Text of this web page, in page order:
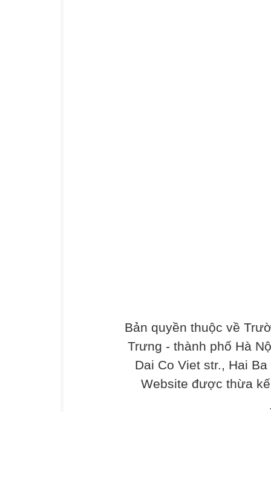
Bản quyền thuộc về
Trưng - thành phố Hà
Dai Co Viet str., Hai
Website được thừa